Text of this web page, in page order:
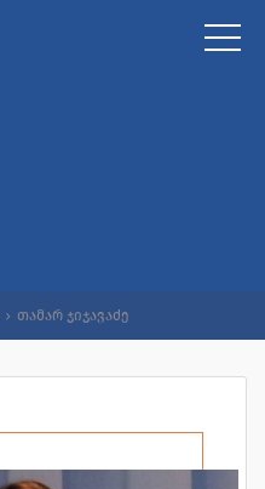
თამარ ჯიჯავაძე